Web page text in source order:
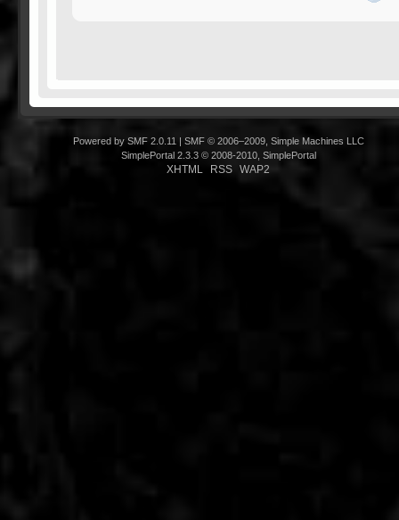
Powered by SMF 2.0.11
SMF © 2006–2009, Simple Machines LLC
SimplePortal 2.3.3 © 2008-2010, SimplePortal
XHTML RSS WAP2